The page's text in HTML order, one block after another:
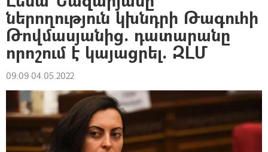
ներողություն կխնդրի Թագուհի
Թովմասյանից. դատարանը
որոշում է կայացրել. ԶԼՄ
09:09 04.05.2022